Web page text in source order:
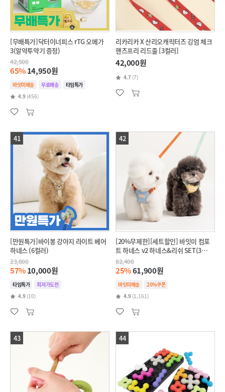
[무배특가]닥터이너피스 rTG 오메가
3(알약투약기 증정)
42,500
65%14,950원
바잇미배송 무료배송
타임특가
4.9 (456)
리카리카 X 산리오캐릭터즈 깅엄 체크
핸즈프리 리드줄 [3컬러]
42,000원
4.7 (7)
41
[만원특가]바이봉 강아지 라이트 베어
하네스 (6컬러)
23,000
57%10,000원
타임특가
최저가도전
4.9 (10)
42
[20%무제한][세트할인] 바잇미 컴포
트 하네스 v2 하네스&리쉬 SET(3
colors)
82,400
25%61,900원
바잇미배송
20%쿠폰
4.9 (1,161)
43 44